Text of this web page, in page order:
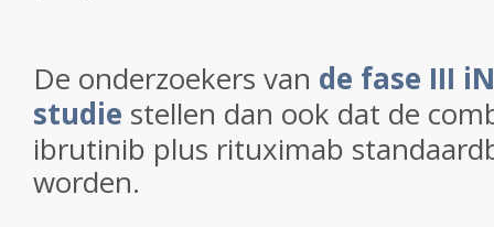
De onderzoekers van de fase III
studie stellen dan ook dat de
ibrutinib plus rituximab
worden.